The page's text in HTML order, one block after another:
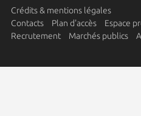
Crédits & mentions légales
Contacts
Plan d'accès Espace
Recrutement
Marchés publics